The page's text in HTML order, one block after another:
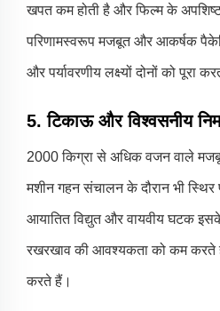
खपत कम होती है और फिल्म के
परिणामस्वरूप मजबूत और आकर्षक
और पर्यावरणीय लक्ष्यों दोनों को पूरा
5. टिकाऊ और विश्वसनीय
2000 किग्रा से अधिक वजन वाले
मशीन गहन संचालन के दौरान भी स्थिर
आयातित विद्युत और वायवीय घटक
रखरखाव की आवश्यकता को कम
करते हैं।